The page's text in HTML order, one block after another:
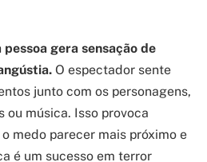
gera sensação de
O espectador sente
junto com os personagens,
ou música. Isso provoca
medo parecer mais próximo e
é um sucesso em terror